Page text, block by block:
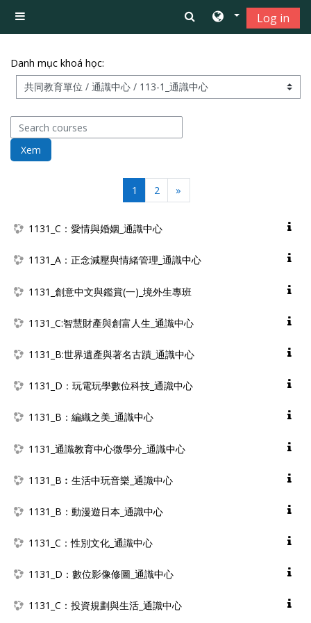
Bảng điều khiển cạnh
Log in
Danh mục khoá học:
Search courses
Xem
1 (current)
2 »
1131_C：愛情與婚姻_通識中心
1131_A：正念減壓與情緒管理_通識中心
1131_創意中文與鑑賞(一)_境外生專班
1131_C:智慧財產與創富人生_通識中心
1131_B:世界遺產與著名古蹟_通識中心
1131_D：玩電玩學數位科技_通識中心
1131_B：編織之美_通識中心
1131_通識教育中心微學分_通識中心
1131_B︰生活中玩音樂_通識中心
1131_B：動漫遊日本_通識中心
1131_C：性別文化_通識中心
1131_D：數位影像修圖_通識中心
1131_C：投資規劃與生活_通識中心